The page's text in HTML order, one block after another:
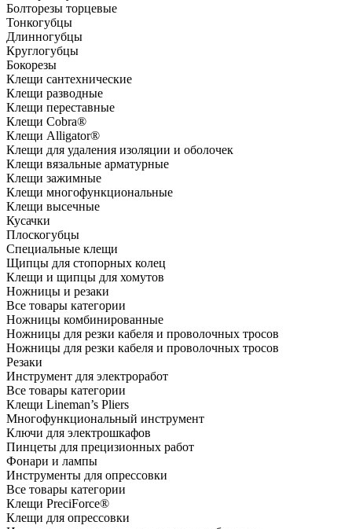
Болторезы торцевые
Тонкогубцы
Длинногубцы
Круглогубцы
Бокорезы
Клещи сантехнические
Клещи разводные
Клещи переставные
Клещи Cobra®
Клещи Alligator®
Клещи для удаления изоляции и оболочек
Клещи вязальные арматурные
Клещи зажимные
Клещи многофункциональные
Клещи высечные
Кусачки
Плоскогубцы
Специальные клещи
Щипцы для стопорных колец
Клещи и щипцы для хомутов
Ножницы и резаки
Все товары категории
Ножницы комбинированные
Ножницы для резки кабеля и проволочных тросов
Ножницы для резки кабеля и проволочных тросов
Резаки
Инструмент для электроработ
Все товары категории
Клещи Lineman’s Pliers
Многофункциональный инструмент
Ключи для электрошкафов
Пинцеты для прецизионных работ
Фонари и лампы
Инструменты для опрессовки
Все товары категории
Клещи PreciForce®
Клещи для опрессовки